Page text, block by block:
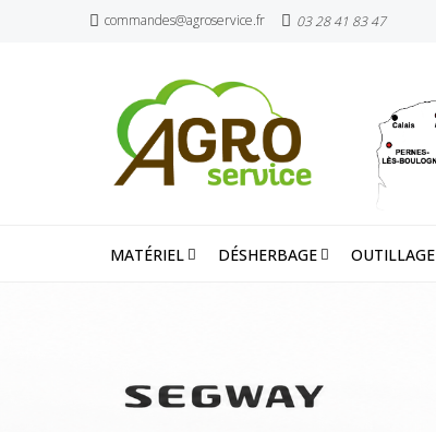
commandes@agroservice.fr 03 28 41 83 47
MATÉRIEL DÉSHERBAGE OUTILLAGE